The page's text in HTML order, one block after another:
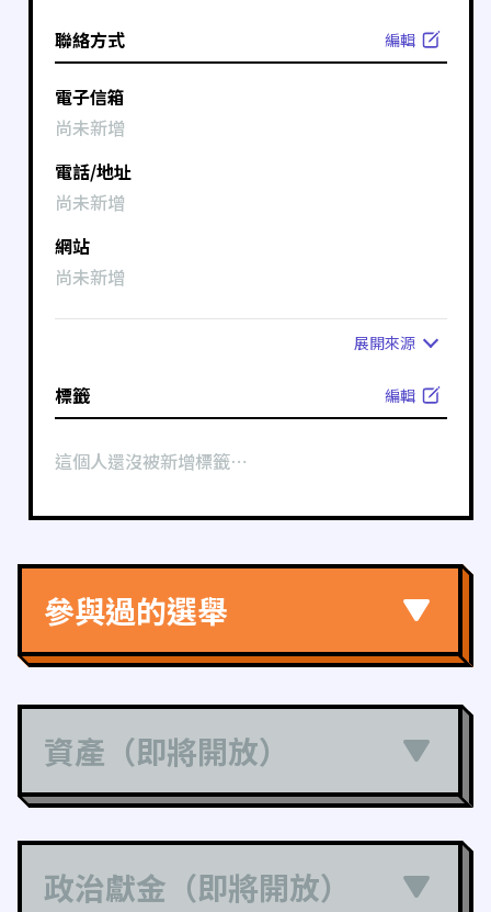
聯絡方式 編輯
電子信箱
尚未新增
電話/地址
尚未新增
網站
尚未新增
展開來源
標籤 編輯
這個人還沒被新增標籤⋯
參與過的選舉
資產（即將開放）
政治獻金（即將開放）